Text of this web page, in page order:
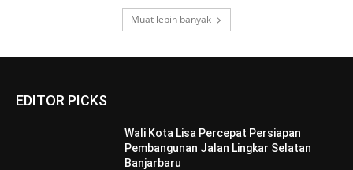
Muat lebih banyak
EDITOR PICKS
Wali Kota Lisa Percepat Persiapan
Pembangunan Jalan Lingkar Selatan
Banjarbaru